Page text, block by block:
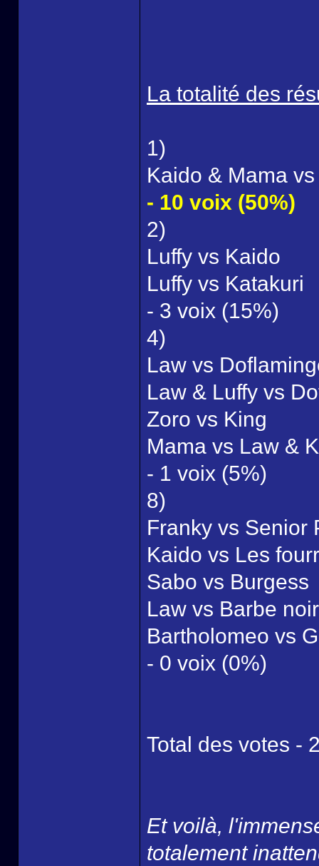
La totalité des
1)
Kaido & Mama
- 10 voix (50%)
2)
Luffy vs Kaido
Luffy vs Katakuri
- 3 voix (15%)
4)
Law vs
Law & Luffy vs
Zoro vs King
Mama vs Law &
- 1 voix (5%)
8)
Franky vs Senior
Kaido vs Les
Sabo vs Burgess
Law vs Barbe
Bartholomeo vs
- 0 voix (0%)
Total des votes -
Et voilà,
totalement